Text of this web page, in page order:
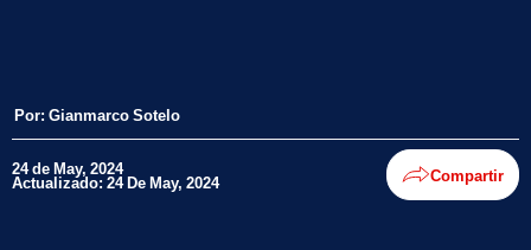
Por: Gianmarco Sotelo
24 de May, 2024
Actualizado: 24 De May, 2024 Compartir